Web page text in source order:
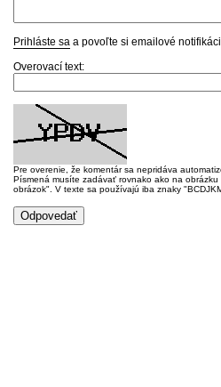
Prihláste sa a povoľte si emailové
Overovací text:
Pre overenie, že komentár sa nepridáva
Písmená musíte zadávať rovnako ako na
obrázok". V texte sa používajú iba znaky